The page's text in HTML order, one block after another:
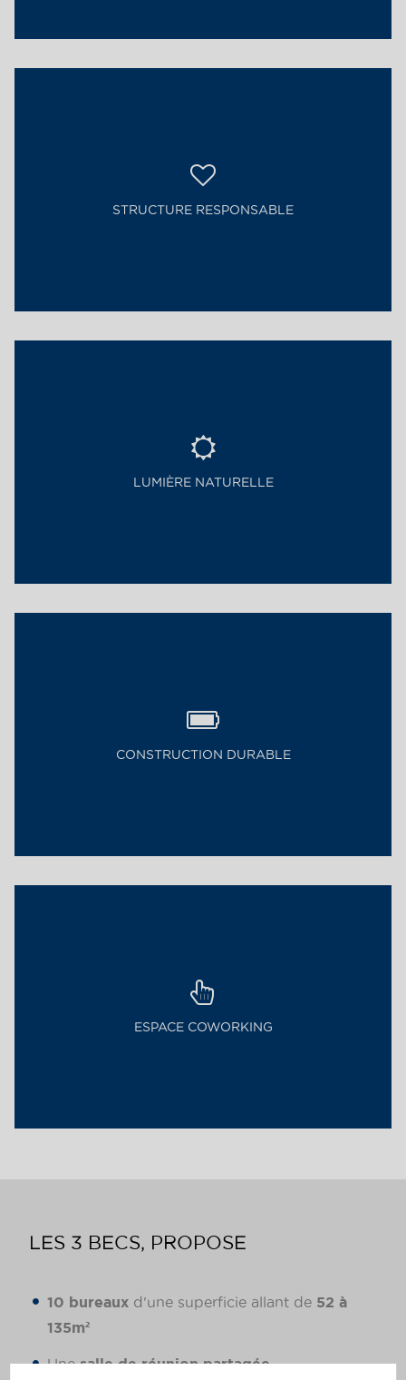
STRUCTURE RESPONSABLE
LUMIÈRE NATURELLE
CONSTRUCTION DURABLE
ESPACE COWORKING
LES 3 BECS, PROPOSE
10 bureaux d'une superficie allant de 52 à
135m²
Unesalle de réunion partagée